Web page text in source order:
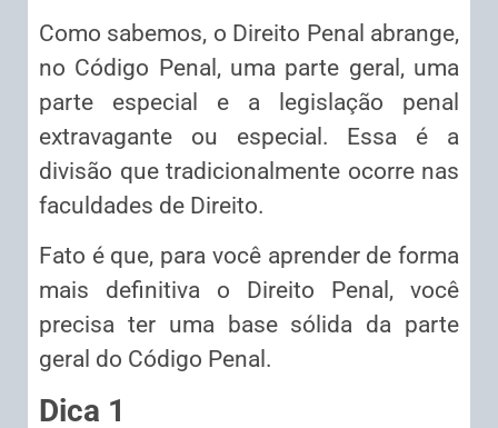
Como sabemos, o Direito Penal abrange,
no Código Penal, uma parte geral, uma
parte especial e a legislação penal
extravagante ou especial. Essa é a
divisão que tradicionalmente ocorre nas
faculdades de Direito.
Fato é que, para você aprender de forma
mais definitiva o Direito Penal, você
precisa ter uma base sólida da parte
geral do Código Penal.
Dica 1